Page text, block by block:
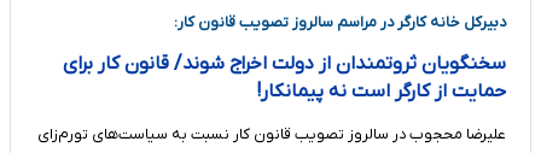
دبیرکل خانه کارگر در مراسم سالروز تصویب قانون کار:
سخنگویان ثروتمندان از دولت اخراج شوند/ قانون کار برای
حمایت از کارگر است نه پیمانکار!
علیرضا محجوب در سالروز تصویب قانون کار نسبت به سیاست‌های تورم‌زای